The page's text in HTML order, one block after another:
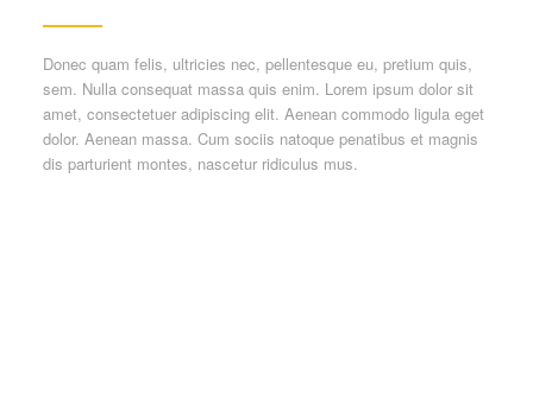
Donec quam felis, ultricies nec, pellentesque eu, pretium quis,
sem. Nulla consequat massa quis enim. Lorem ipsum dolor sit
amet, consectetuer adipiscing elit. Aenean commodo ligula eget
dolor. Aenean massa. Cum sociis natoque penatibus et magnis
dis parturient montes, nascetur ridiculus mus.